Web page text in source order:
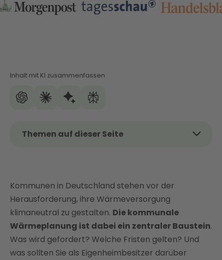
Inhalt mit KI zusammenfassen
Themen auf dieser Seite
welches Ziel wird damit verfolgt?
Wärmeplanung der verschiedenen Bundesländer
im Überblick
Ausblick: Zukünftige Wärmeplanung in Europa
Fazit: Mit Enter keine Fristen für die Wärmeplanung
verpassen und zum Klimaschutz beitragen
Kommunen in Deutschland stehen vor der
Herausforderung, ihre Wärmeversorgung
klimaneutral zu gestalten. Die kommunale
Wärmeplanung ist dabei ein zentraler Baustein.
Was wird gefordert? Welche Fristen gelten? Und
was sollten Sie als Eigenheimbesitzer darüber